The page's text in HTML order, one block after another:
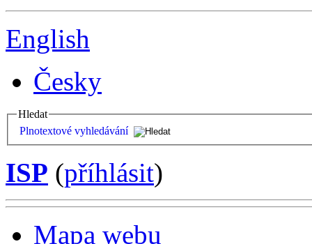
English
Česky
Hledat
Plnotextové vyhledávání
ISP (příhlásit)
Mapa webu